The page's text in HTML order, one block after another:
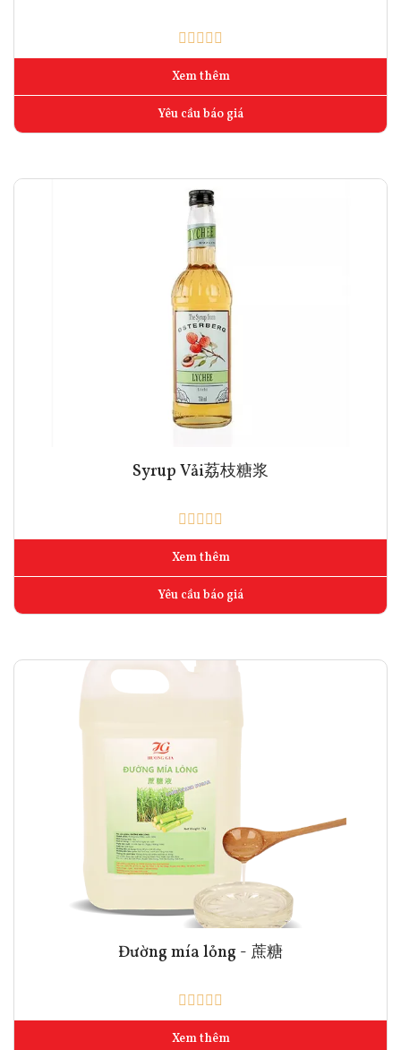
Xem thêm
Yêu cầu báo giá
Syrup Vải荔枝糖浆
Xem thêm
Yêu cầu báo giá
Đường mía lỏng - 蔗糖
Xem thêm